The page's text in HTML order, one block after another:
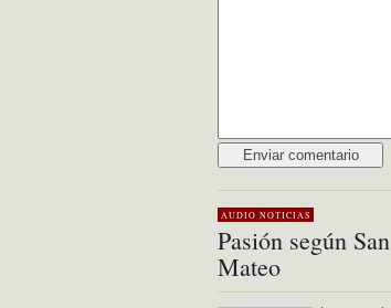
AUDIO NOTICIAS
Pasión según San
Mateo